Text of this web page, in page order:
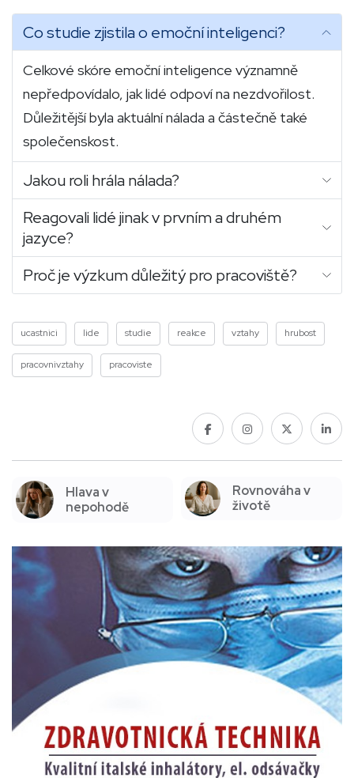
Co studie zjistila o emoční inteligenci?
Celkové skóre emoční inteligence významně
nepředpovídalo, jak lidé odpoví na nezdvořilost.
Důležitější byla aktuální nálada a částečně také
společenskost.
Jakou roli hrála nálada?
Reagovali lidé jinak v prvním a druhém
jazyce?
Proč je výzkum důležitý pro pracoviště?
ucastnici lide studie reakce vztahy hrubost
pracovnivztahy pracoviste
Hlava v
nepohodě
Rovnováha v
životě